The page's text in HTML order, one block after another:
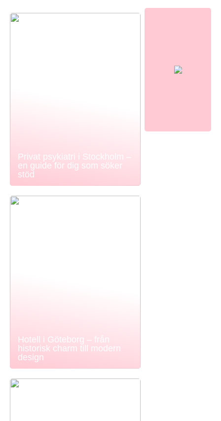
Privat psykiatri i Stockholm –
en guide för dig som söker
stöd
Hotell i Göteborg – från
historisk charm till modern
design